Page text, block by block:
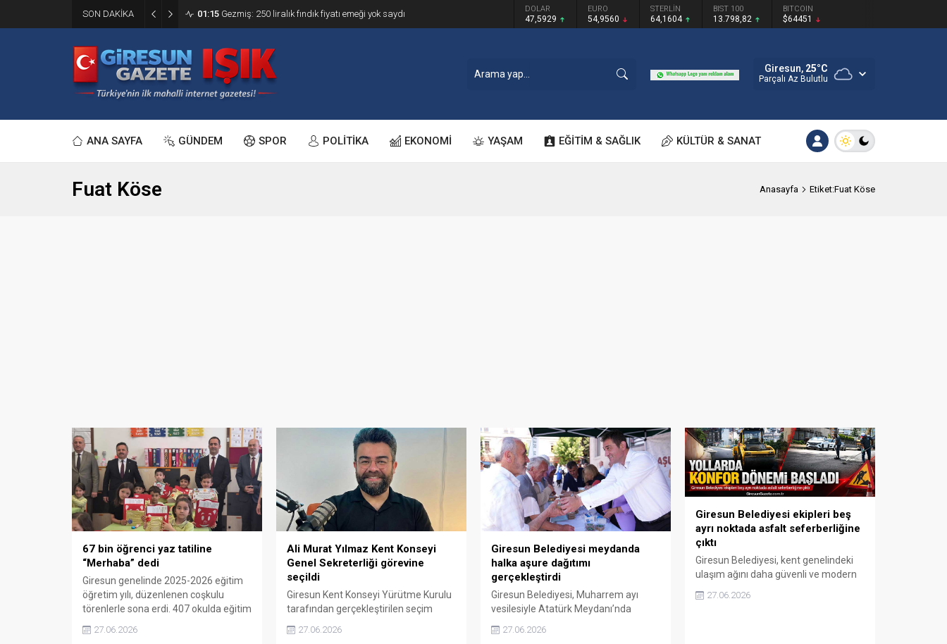
SON DAKİKA 01:15 Gezmiş: 250 liralık fındık fiyatı emeği yok saydı DOLAR
47,5929
EURO
54,9560
STERLİN
64,1604
BIST 100
13.798,82
BITCOIN
$64451
Giresun, 25°C
Parçalı Az Bulutlu
ANA SAYFA GÜNDEM SPOR POLİTİKA EKONOMİ YAŞAM EĞİTİM & SAĞLIK KÜLTÜR & SANAT
Fuat Köse Anasayfa Etiket:Fuat Köse
67 bin öğrenci yaz tatiline
“Merhaba” dedi
Giresun genelinde 2025-2026 eğitim
öğretim yılı, düzenlenen coşkulu
törenlerle sona erdi. 407 okulda eğitim
gören 67 bin 656 öğrenci ve 6 bin 204
öğretmen, yoğun geçen bir dönemin
27.06.2026
Ali Murat Yılmaz Kent Konseyi
Genel Sekreterliği görevine
seçildi
Giresun Kent Konseyi Yürütme Kurulu
tarafından gerçekleştirilen seçim
sonucunda, konseyin yeni genel
sekreteri Ali Murat Yılmaz oldu.
27.06.2026
Giresun Belediyesi meydanda
halka aşure dağıtımı
gerçekleştirdi
Giresun Belediyesi, Muharrem ayı
vesilesiyle Atatürk Meydanı’nda
kurduğu stantta vatandaşlara aşure
ikramında bulunarak birlik ve
27.06.2026
Giresun Belediyesi ekipleri beş
ayrı noktada asfalt seferberliğine
çıktı
Giresun Belediyesi, kent genelindeki
ulaşım ağını daha güvenli ve modern
başlattığı sıcak asfalt çalışmalarını hız
27.06.2026